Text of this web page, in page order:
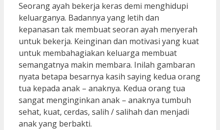
Seorang ayah bekerja keras demi menghidupi
keluarganya. Badannya yang letih dan
kepanasan tak membuat seoran ayah menyerah
untuk bekerja. Keinginan dan motivasi yang kuat
untuk membahagiakan keluarga membuat
semangatnya makin membara. Inilah gambaran
nyata betapa besarnya kasih saying kedua orang
tua kepada anak – anaknya. Kedua orang tua
sangat menginginkan anak – anaknya tumbuh
sehat, kuat, cerdas, salih / salihah dan menjadi
anak yang berbakti.